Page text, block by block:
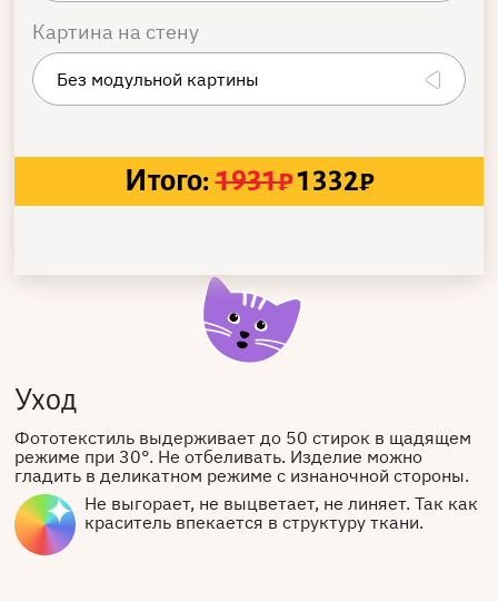
Картина на стену
Итого: 1931₽1332₽
Уход
Фототекстиль выдерживает до 50 стирок в щадящем
режиме при 30°. Не отбеливать. Изделие можно
гладить в деликатном режиме с изнаночной стороны.
Не выгорает, не выцветает, не линяет. Так как
краситель впекается в структуру ткани.